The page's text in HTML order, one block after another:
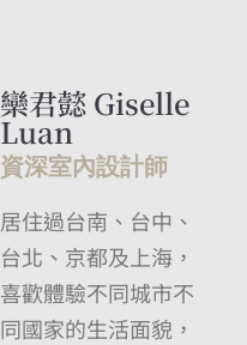
欒君懿 Giselle
Luan
資深室內設計師
居住過台南、台中、
台北、京都及上海，
喜歡體驗不同城市不
同國家的生活面貌，